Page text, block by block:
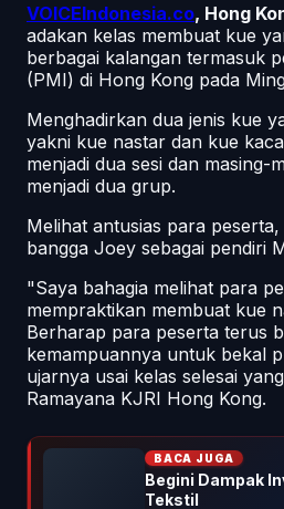
VOICEIndonesia.co, Hong
adakan kelas membuat kue
berbagai kalangan termasuk
(PMI) di Hong Kong pada
Menghadirkan dua jenis kue
yakni kue nastar dan kue
menjadi dua sesi dan masing-
menjadi dua grup.
Melihat antusias para
bangga Joey sebagai pendiri
"Saya bahagia melihat para
mempraktikan membuat kue
Berharap para peserta terus
kemampuannya untuk bekal
ujarnya usai kelas selesai
Ramayana KJRI Hong Kong.
BACA JUGA
Begini Dampak
Tekstil